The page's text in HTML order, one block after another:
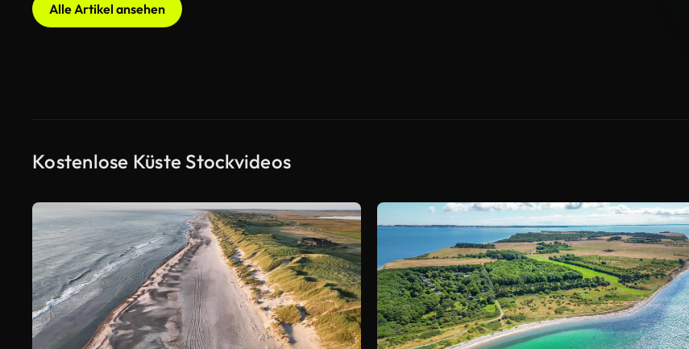
Alle Artikel ansehen
Kostenlose Küste Stockvideos